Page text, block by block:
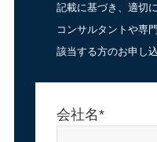
記載に基づき、適切
コンサルタントや専
該当する方のお申し
会社名*